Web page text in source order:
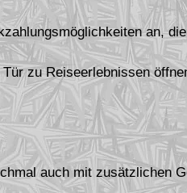
an,
zu Reiseerlebnissen
auch mit zusätzlichen